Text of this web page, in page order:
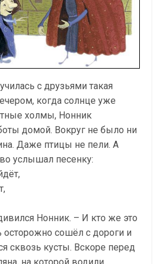
с друзьями такая
когда солнце уже
холмы, Нонник
домой. Вокруг не было ни
Даже птицы не пели. А
услышал песенку:
Нонник. – И кто же это
осторожно сошёл с дороги и
сквозь кусты. Вскоре перед